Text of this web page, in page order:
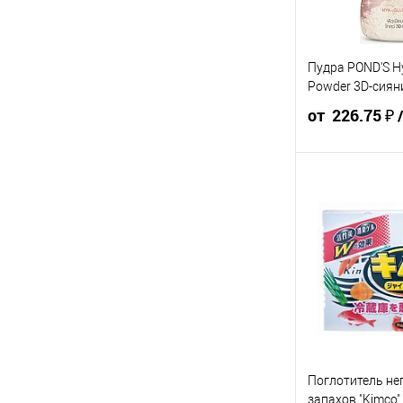
общая сумма
В
Пудра POND'S
Powder 3D-
от 226.75 ₽
от 10 000 ₽
от
Конечная
указана в корзине
Для получения
общая сумма
В
Поглотитель
запахов